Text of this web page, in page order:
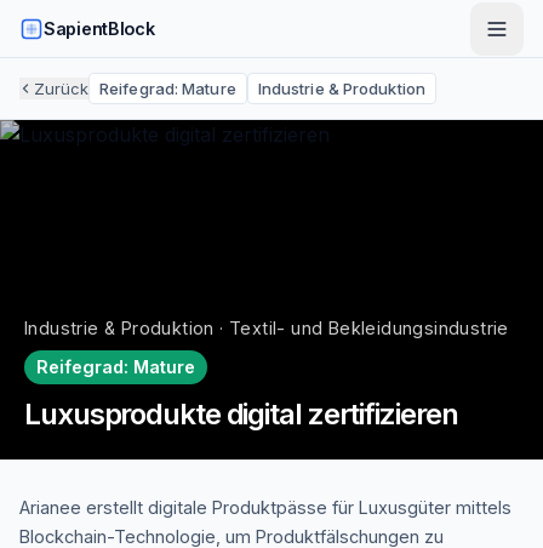
SapientBlock
Zurück Reifegrad:Mature Industrie & Produktion
Industrie & Produktion · Textil- und Bekleidungsindustrie
Reifegrad: Mature
Luxusprodukte digital zertifizieren
Arianee erstellt digitale Produktpässe für Luxusgüter mittels
Blockchain-Technologie, um Produktfälschungen zu